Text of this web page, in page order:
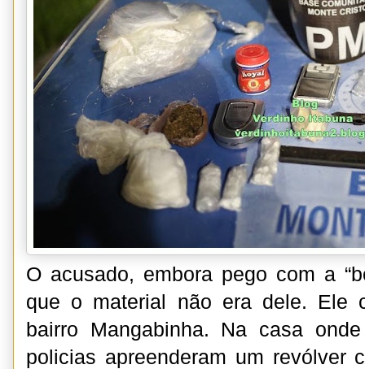
O acusado, embora pego com a
que o material não era dele. Ele
bairro Mangabinha. Na casa
policias apreenderam um revólver